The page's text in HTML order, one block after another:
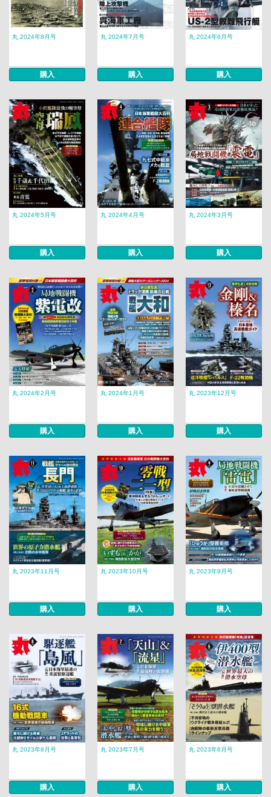
丸 2024年8月号
購入
丸 2024年7月号
購入
丸 2024年6月号
購入
丸 2024年5月号
購入
丸 2024年4月号
購入
丸 2024年3月号
購入
丸 2024年2月号
購入
丸 2024年1月号
購入
丸 2023年12月号
購入
丸 2023年11月号
購入
丸 2023年10月号
購入
丸 2023年9月号
購入
丸 2023年8月号
購入
丸 2023年7月号
購入
丸 2023年6月号
購入